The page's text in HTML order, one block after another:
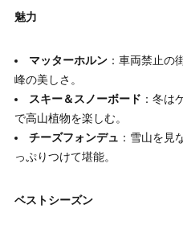
魅力
マッターホルン ：車両禁止の
峰の美しさ。
スキー＆スノーボード ：冬は
で高山植物を楽しむ。
チーズフォンデュ ：雪山を見
っぷりつけて堪能。
ベストシーズン